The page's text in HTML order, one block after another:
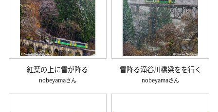
紅葉の上に雪が降る
nobeyama
雪降る滝谷川橋梁をを行く
nobeyama